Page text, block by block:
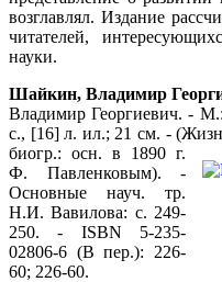
возглавлял. Издание
читателей,
науки.
Шайкин, Владимир
Владимир Георгиевич. -
с., [16] л. ил.; 21 см. -
биогр.: осн. в 1890 г.
Ф. Павленковым). -
Основные науч. тр.
Н.И. Вавилова: с. 249-
250. - ISBN 5-235-
02806-6 (В пер.): 226-
60; 226-60.